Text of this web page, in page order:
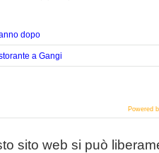
dopo
a Gangi
Powered
sito web si può